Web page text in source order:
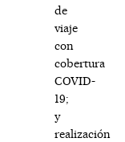
de
viaje
con
cobertura
COVID-
19;
y
realización